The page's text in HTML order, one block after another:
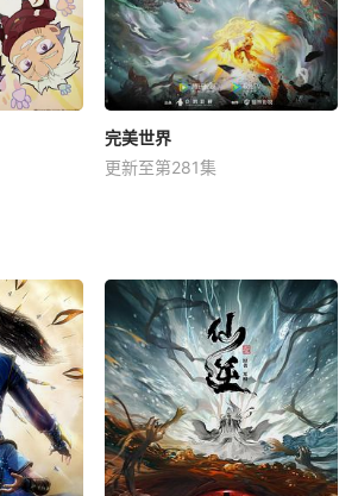
完美世界
更新至第281集